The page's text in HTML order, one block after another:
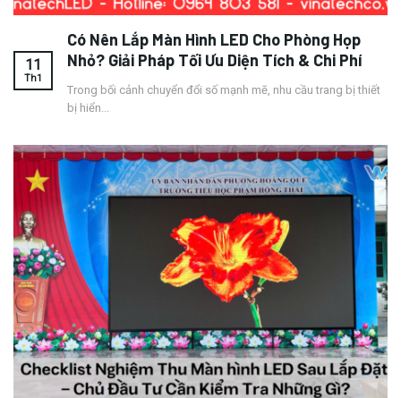
Có Nên Lắp Màn Hình LED Cho Phòng Họp
Nhỏ? Giải Pháp Tối Ưu Diện Tích & Chi Phí
Trong bối cảnh chuyển đổi số mạnh mẽ, nhu cầu trang bị thiết
bị hiển...
11
Th1